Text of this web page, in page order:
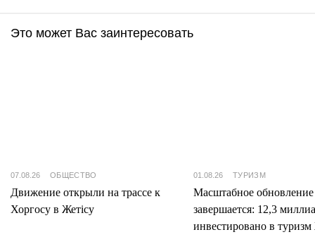
Это может Вас заинтересовать
07.08.26 ОБЩЕСТВО
Движение открыли на трассе к
Хоргосу в Жетісу
01.08.26 ТУРИЗМ
Масштабное
завершается: 12,3
инвестировано в туризм